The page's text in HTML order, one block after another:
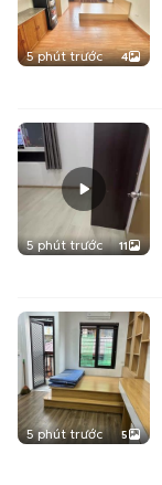
5 phút trước 4
5 phút trước 11
5 phút trước 5